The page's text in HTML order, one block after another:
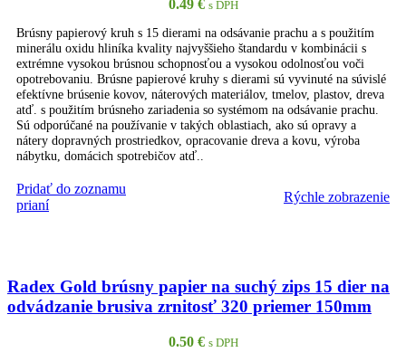
0.49 € s DPH
Brúsny papierový kruh s 15 dierami na odsávanie prachu a s použitím
minerálu oxidu hliníka kvality najvyššieho štandardu v kombinácii s
extrémne vysokou brúsnou schopnosťou a vysokou odolnosťou voči
opotrebovaniu. Brúsne papierové kruhy s dierami sú vyvinuté na súvislé
efektívne brúsenie kovov, náterových materiálov, tmelov, plastov, dreva
atď. s použitím brúsneho zariadenia so systémom na odsávanie prachu.
Sú odporúčané na používanie v takých oblastiach, ako sú opravy a
nátery dopravných prostriedkov, opracovanie dreva a kovu, výroba
nábytku, domácich spotrebičov atď..
Pridať do zoznamu
prianí
Rýchle zobrazenie
Radex Gold brúsny papier na suchý zips 15 dier na
odvádzanie brusiva zrnitosť 320 priemer 150mm
0.50 € s DPH